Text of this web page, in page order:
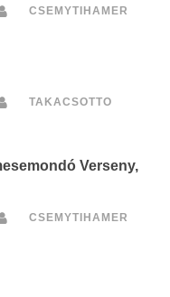
CSEMYTIHAMER
TAKACSOTTO
Verseny,
CSEMYTIHAMER